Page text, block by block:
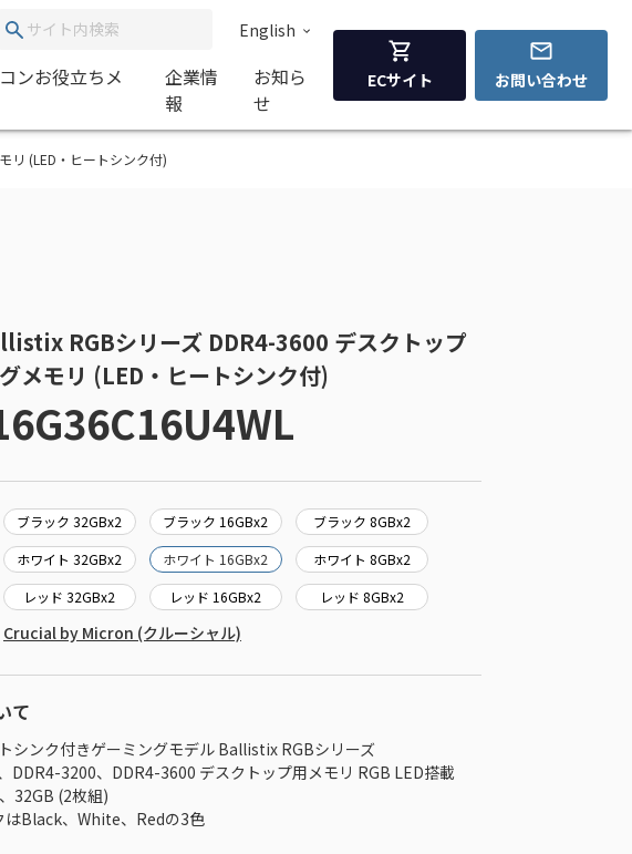
English
ンお役立ちメ
企業情
報
お知ら
せ
ECサイト お問い合わせ
リ (LED・ヒートシンク付)
RGBシリーズ DDR4-3600 デスクトップ
メモリ (LED・ヒートシンク付)
ブラック 32GBx2 ブラック 16GBx2
ブラック 8GBx2
ホワイト 32GBx2
ホワイト 16GBx2
ホワイト 8GBx2
レッド 32GBx2
レッド 16GBx2 レッド 8GBx2
Crucial by Micron (クルーシャル)
て
シンク付きゲーミングモデル Ballistix RGBシリーズ
DDR4-3200、DDR4-3600 デスクトップ用メモリ RGB LED搭載
32GB (2枚組)
はBlack、White、Redの3色